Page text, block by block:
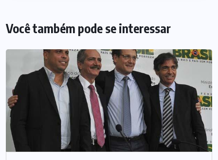
Você também pode se interessar